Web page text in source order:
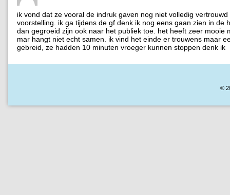
ik vond dat ze vooral de indruk gaven nog niet volledig
voorstelling. ik ga tijdens de gf denk ik nog eens gaan zien in de
dan gegroeid zijn ook naar het publiek toe. het heeft zeer mooie
mar hangt niet echt samen. ik vind het einde er trouwens maar
gebreid, ze hadden 10 minuten vroeger kunnen stoppen denk ik
©